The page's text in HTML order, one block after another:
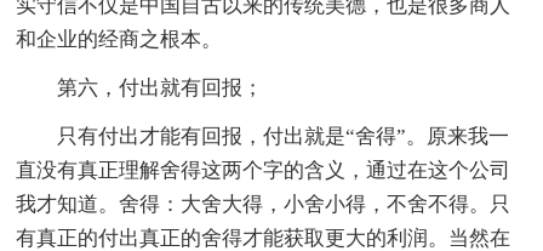
实守信不仅是中国自古以来的传统美德，也是很多商人
和企业的经商之根本。
第六，付出就有回报；
只有付出才能有回报，付出就是“舍得”。原来我一
直没有真正理解舍得这两个字的含义，通过在这个公司
我才知道。舍得：大舍大得，小舍小得，不舍不得。只
有真正的付出真正的舍得才能获取更大的利润。当然在